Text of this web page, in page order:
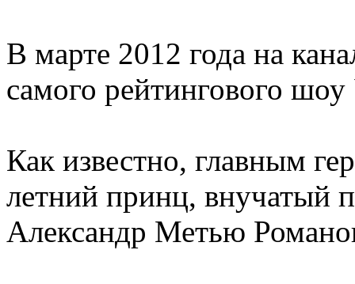
В марте 2012 года на
самого рейтингового
Как известно, главным
летний принц, внучатый
Александр Метью